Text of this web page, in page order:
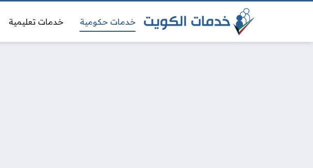
خدمات حكومية خدمات تعليمية